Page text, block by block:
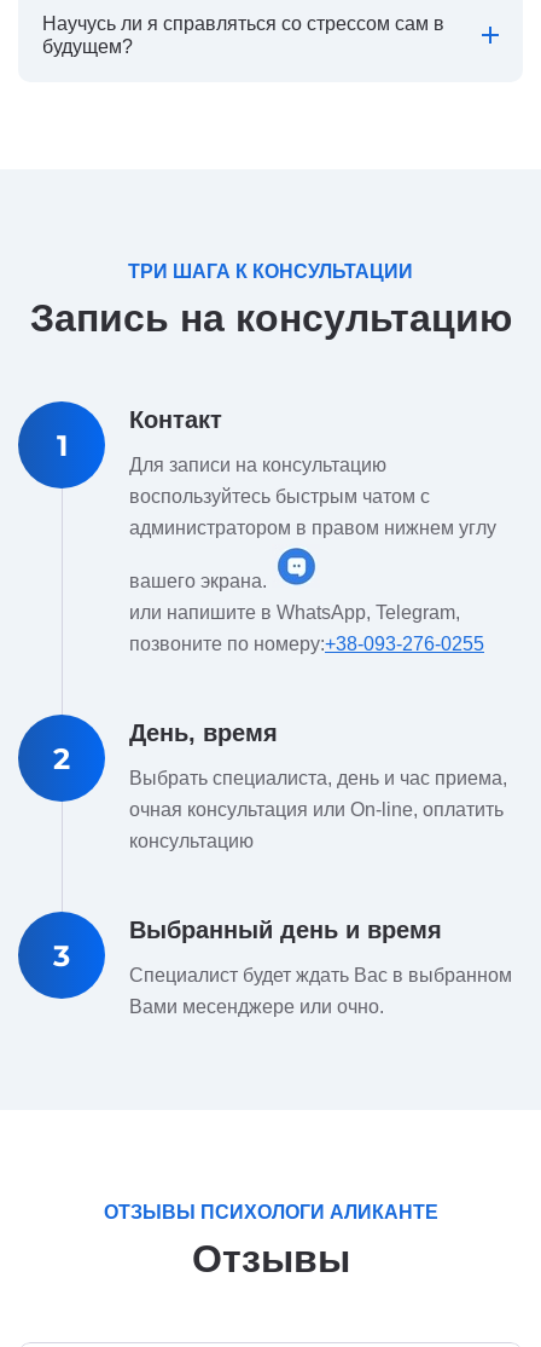
Научусь ли я справляться со стрессом сам в
будущем?
ТРИ ШАГА К КОНСУЛЬТАЦИИ
Запись на консультацию
1
Контакт
Для записи на консультацию
воспользуйтесь быстрым чатом с
администратором в правом нижнем углу
вашего экрана.
или напишите в WhatsApp, Telegram,
позвоните по номеру:+38-093-276-0255
2
День, время
Выбрать специалиста, день и час приема,
очная консультация или On-line, оплатить
консультацию
3
Выбранный день и время
Специалист будет ждать Вас в выбранном
Вами месенджере или очно.
ОТЗЫВЫ ПСИХОЛОГИ АЛИКАНТЕ
Отзывы